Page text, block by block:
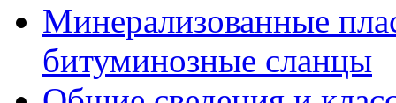
Минерализованные
битуминозные сланцы